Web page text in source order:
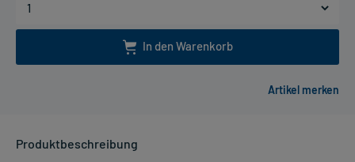
In den Warenkorb
Produktbeschreibung